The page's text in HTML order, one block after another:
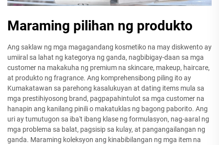
Maraming pilihan ng produkto
Ang saklaw ng mga magagandang kosmetiko na may diskwento ay
umiiral sa lahat ng kategorya ng ganda, nagbibigay-daan sa mga
customer na makakuha ng premium na skincare, makeup, haircare,
at produkto ng fragrance. Ang komprehensibong piling ito ay
Kumakatawan sa parehong kasalukuyan at dating items mula sa
mga prestihiyosong brand, pagpapahintulot sa mga customer na
hanapin ang kanilang pinili o makatuklas ng bagong paborito. Ang
uri ay tumutugon sa iba't ibang klase ng formulasyon, nag-aaral ng
mga problema sa balat, pagsisip sa kulay, at pangangailangan ng
ganda. Maraming koleksyon ang kinabibilangan ng mga item na